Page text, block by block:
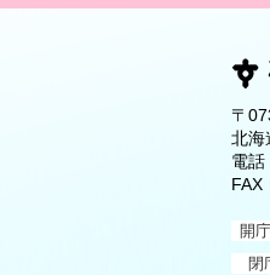
〒
北海
電話
FAX
開
閉